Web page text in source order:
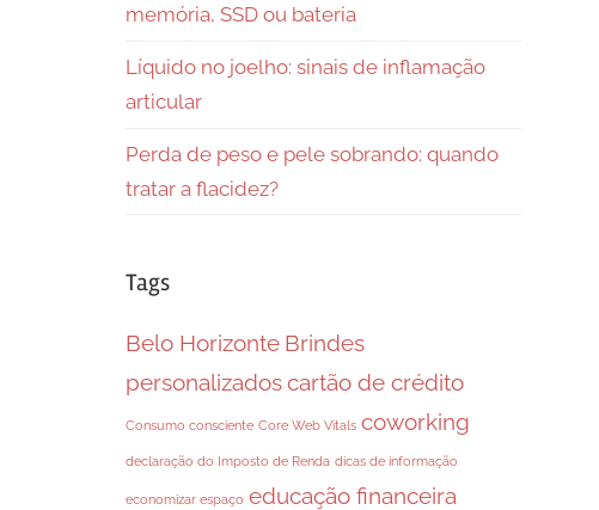
memória, SSD ou bateria
Líquido no joelho: sinais de inflamação
articular
Perda de peso e pele sobrando: quando
tratar a flacidez?
Tags
Belo Horizonte Brindes
personalizadoscartão de crédito
Consumo consciente Core Web Vitals coworking
declaração do Imposto de Renda dicas de informação
economizar espaço educação financeira